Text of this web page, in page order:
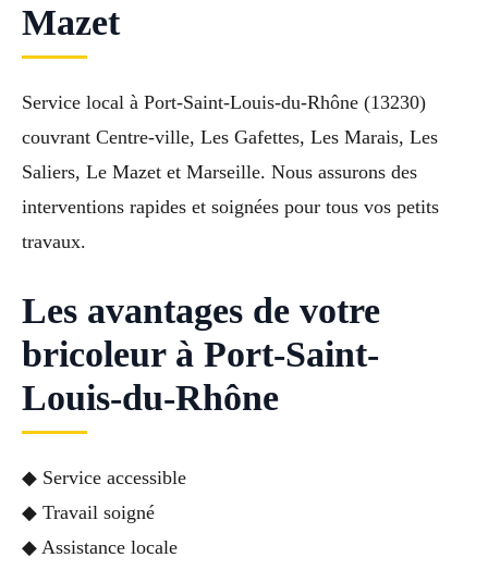
Mazet
Service local à Port-Saint-Louis-du-Rhône (13230)
couvrant Centre-ville, Les Gafettes, Les Marais, Les
Saliers, Le Mazet et Marseille. Nous assurons des
interventions rapides et soignées pour tous vos petits
travaux.
Les avantages de votre
bricoleur à Port-Saint-
Louis-du-Rhône
◆ Service accessible
◆ Travail soigné
◆ Assistance locale